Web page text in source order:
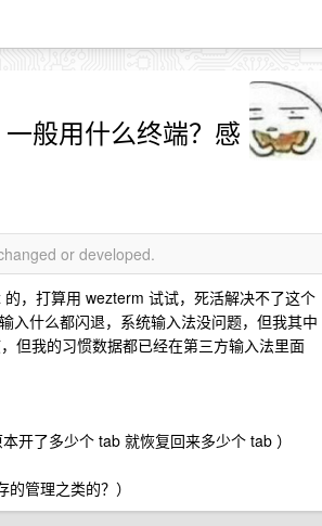
般用什么终端？感
or developed.
，打算用 wezterm 试试，死活解决不了这个
入什么都闪退，系统输入法没问题，但我其中
但我的习惯数据都已经在第三方输入法里面
开了多少个 tab 就恢复回来多少个 tab ）
管理之类的？）